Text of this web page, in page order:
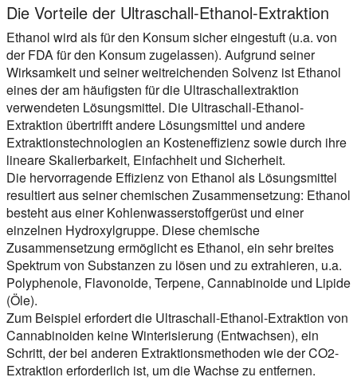
Die Vorteile der Ultraschall-Ethanol-Extraktion
Ethanol wird als für den Konsum sicher eingestuft (u.a. von
der FDA für den Konsum zugelassen). Aufgrund seiner
Wirksamkeit und seiner weitreichenden Solvenz ist Ethanol
eines der am häufigsten für die Ultraschallextraktion
verwendeten Lösungsmittel. Die Ultraschall-Ethanol-
Extraktion übertrifft andere Lösungsmittel und andere
Extraktionstechnologien an Kosteneffizienz sowie durch ihre
lineare Skalierbarkeit, Einfachheit und Sicherheit.
Die hervorragende Effizienz von Ethanol als Lösungsmittel
resultiert aus seiner chemischen Zusammensetzung: Ethanol
besteht aus einer Kohlenwasserstoffgerüst und einer
einzelnen Hydroxylgruppe. Diese chemische
Zusammensetzung ermöglicht es Ethanol, ein sehr breites
Spektrum von Substanzen zu lösen und zu extrahieren, u.a.
Polyphenole, Flavonoide, Terpene, Cannabinoide und Lipide
(Öle).
Zum Beispiel erfordert die Ultraschall-Ethanol-Extraktion von
Cannabinoiden keine Winterisierung (Entwachsen), ein
Schritt, der bei anderen Extraktionsmethoden wie der CO2-
Extraktion erforderlich ist, um die Wachse zu entfernen.